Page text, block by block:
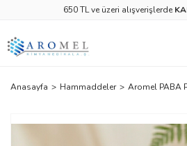
650 TL ve üzeri alışverişlerde
Anasayfa Hammaddeler Aromel PABA